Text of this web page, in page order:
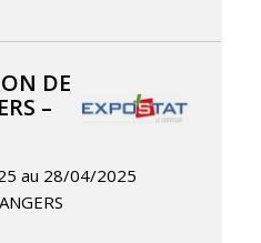
DE
–
au 28/04/2025